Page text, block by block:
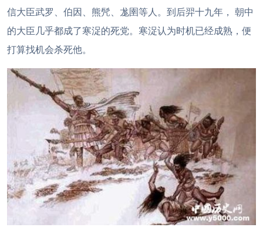
信大臣武罗、伯因、熊髠、尨圉等人。到后羿十九年， 朝中
的大臣几乎都成了寒浞的死党。寒浞认为时机已经成熟，便
打算找机会杀死他。